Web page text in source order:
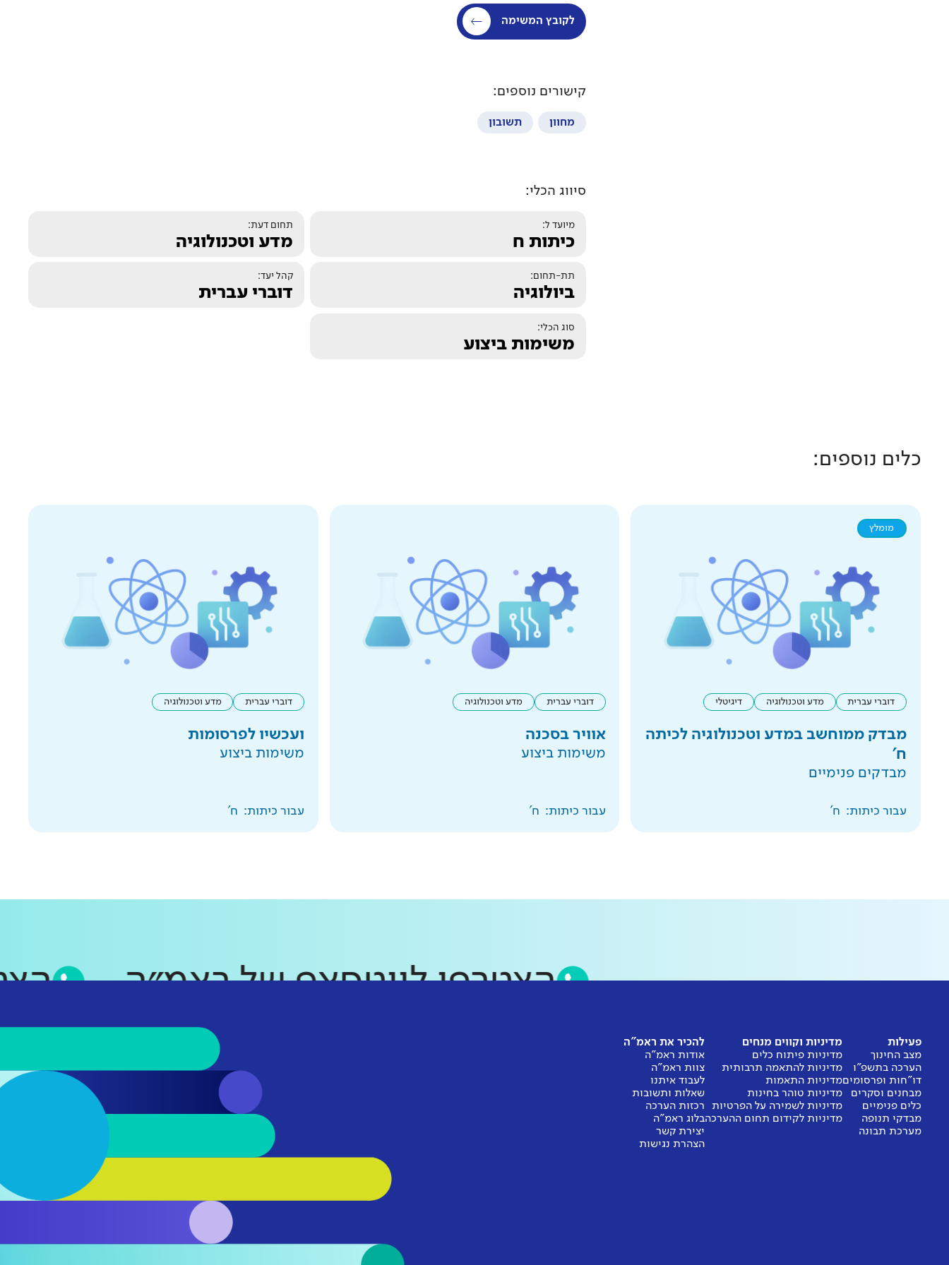
לקובץ המשימה
קישורים נוספים:
מחוון תשובון
סיווג הכלי:
מיועד ל:
כיתות ח
תחום דעת:
מדע וטכנולוגיה
תת-תחום:
ביולוגיה
קהל יעד:
דוברי עברית
סוג הכלי:
משימות ביצוע
כלים נוספים:
מומלץ
דוברי עברית מדע וטכנולוגיה דיגיטלי
מבדק ממוחשב במדע וטכנולוגיה לכיתה
ח'
מבדקים פנימיים
עבור כיתות: ח'
דוברי עברית מדע וטכנולוגיה
אוויר בסכנה
משימות ביצוע
עבור כיתות: ח'
דוברי עברית מדע וטכנולוגיה
ועכשיו לפרסומות
משימות ביצוע
עבור כיתות: ח'
הצטרפו לווטסאפ של ראמ״ה
פעילות
מצב החינוך
הערכה בתשפ"ו
דו"חות ופרסומים
מבחנים וסקרים
כלים פנימיים
מבדקי תנופה
מערכת תבונה
מדיניות וקווים מנחים
מדיניות פיתוח כלים
מדיניות להתאמה תרבותית
מדיניות התאמות
מדיניות טוהר בחינות
מדיניות לשמירה על הפרטיות
מדיניות לקידום תחום ההערכה
להכיר את ראמ"ה
אודות ראמ"ה
צוות ראמ"ה
לעבוד איתנו
שאלות ותשובות
רכזות הערכה
בלוג ראמ"ה
יצירת קשר
הצהרת נגישות